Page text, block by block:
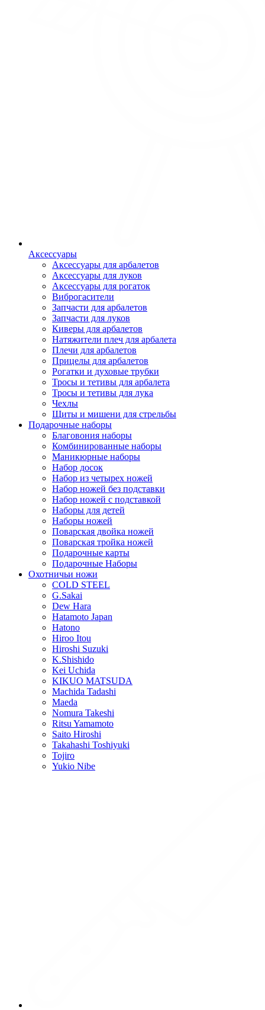
Аксессуары
Аксессуары для арбалетов
Аксессуары для луков
Аксессуары для рогаток
Виброгасители
Запчасти для арбалетов
Запчасти для луков
Киверы для арбалетов
Натяжители плеч для арбалета
Плечи для арбалетов
Прицелы для арбалетов
Рогатки и духовые трубки
Тросы и тетивы для арбалета
Тросы и тетивы для лука
Чехлы
Щиты и мишени для стрельбы
Подарочные наборы
Благовония наборы
Комбинированные наборы
Маникюрные наборы
Набор досок
Набор из четырех ножей
Набор ножей без подставки
Набор ножей с подставкой
Наборы для детей
Наборы ножей
Поварская двойка ножей
Поварская тройка ножей
Подарочные карты
Подарочные Наборы
Охотничьи ножи
COLD STEEL
G.Sakai
Dew Hara
Hatamoto Japan
Hatono
Hiroo Itou
Hiroshi Suzuki
K.Shishido
Kei Uchida
KIKUO MATSUDA
Machida Tadashi
Maeda
Nomura Takeshi
Ritsu Yamamoto
Saito Hiroshi
Takahashi Toshiyuki
Tojiro
Yukio Nibe